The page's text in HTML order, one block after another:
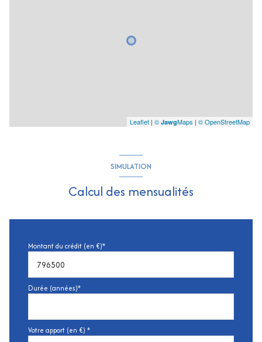
Leaflet | © JawgMaps | © OpenStreetMap
SIMULATION
Calcul des mensualités
Montant du crédit (en €)*
Durée (années)*
Votre apport (en €) *